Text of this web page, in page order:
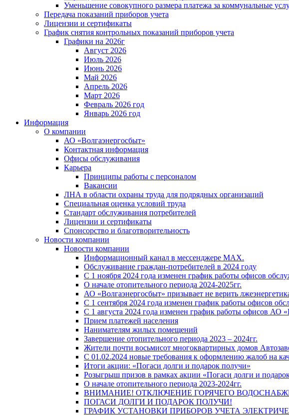
Уменьшение совокупного размера платежа за коммунальные
Передача показаний приборов учета
Лицензии и сертификаты
График снятия контрольных показаний приборов учета
Графики на 2026г
Август 2026
Июль 2026
Июнь 2026
Май 2026
Апрель 2026
Март 2026
Февраль 2026 год
Январь 2026 год
Информация
О компании
АО «Волгаэнергосбыт»
Контактная информация
Офисы обслуживания
Карьера
Принципы работы с персоналом
Вакансии
ЛНА в области охраны труда для подрядных организаций
Специальная оценка условий труда
Стандарт обслуживания потребителей
Лицензии и сертификаты
Спонсорство и благотворительность
Новости компании
Новости компании
Информационный канал в мессенджере MAX.
Обслуживание граждан-потребителей в 2024 году
С 1 ноября 2024 года изменен график работы офисов
О начале отопительного периода 2024-2025гг.
АО «Волгаэнергосбыт» призывает не верить
С 1 сентября 2024 года изменен график работы офисов
С 1 августа 2024 года изменен график работы офисов АО
Прием платежей населения
Нанимателям жилых помещений
Завершение отопительного периода 2023 – 2024гг.
Жители почти восьмисот многоквартирных домов
С 01.02.2024 новые требования к оформлению жалоб на
Итоги акции: «Погаси долги и подарок получи»
Розыгрыш призов в рамках акции «Погаси долги и
О начале отопительного периода 2023-2024гг.
ВНИМАНИЕ! ОТКЛЮЧЕНИЕ ГОРЯЧЕГО
ПОГАСИ ДОЛГИ И ПОДАРОК ПОЛУЧИ!
ГРАФИК УСТАНОВКИ ПРИБОРОВ УЧЕТА